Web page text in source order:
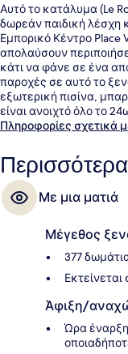
Αυτό το κατάλυμα (Le
δωρεάν παιδική λέσχη
Εμπορικό Κέντρο Place
απολαύσουν
κάτι να φάνε σε ένα
παροχές σε αυτό το
εξωτερική πισίνα,
είναι ανοιχτό όλο το
κοντινή απόσταση με
απόσταση 5 λεπτών και
Σταθμός βρίσκεται σε
Πληροφορίες σχετικά
Με μια ματιά
Μέγεθος
377
Εκτείνεται
Άφιξη/
Ώρα